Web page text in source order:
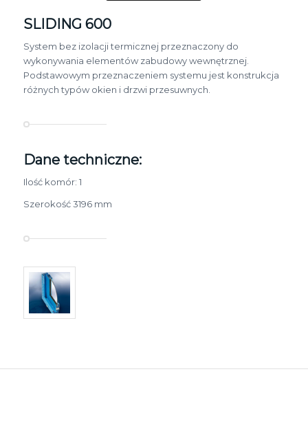
SLIDING 600
System bez izolacji termicznej przeznaczony do
wykonywania elementów zabudowy wewnętrznej.
Podstawowym przeznaczeniem systemu jest konstrukcja
różnych typów okien i drzwi przesuwnych.
Dane techniczne:
Ilość komór: 1
Szerokość 31­96 mm